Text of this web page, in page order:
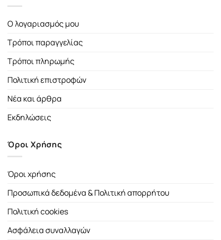
Ο λογαριασμός μου
Τρόποι παραγγελίας
Τρόποι πληρωμής
Πολιτική επιστροφών
Νέα και άρθρα
Εκδηλώσεις
Όροι Χρήσης
Όροι χρήσης
Προσωπικά δεδομένα & Πολιτική απορρήτου
Πολιτική cookies
Ασφάλεια συναλλαγών